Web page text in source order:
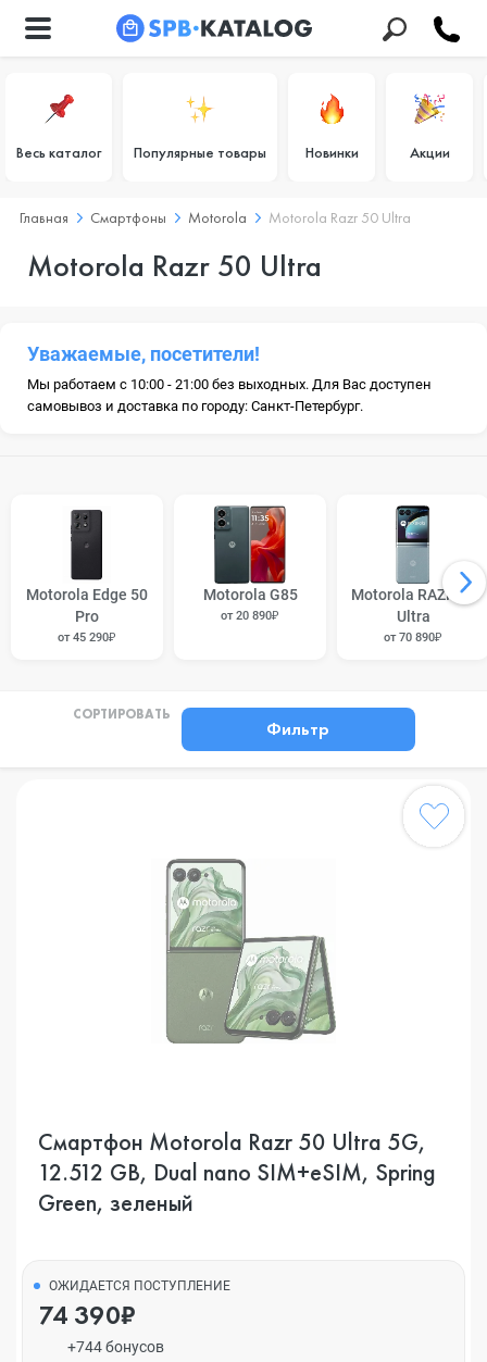
Весь каталог Популярные товары Новинки Акции
Главная Смартфоны Motorola Motorola Razr 50 Ultra
Motorola Razr 50 Ultra
Уважаемые, посетители!
Мы работаем с 10:00 - 21:00 без выходных. Для Вас доступен
самовывоз и доставка по городу: Санкт-Петербург.
Motorola Edge 50
Pro
от 45 290₽
Motorola G85
от 20 890₽
Motorola RAZR 40
Ultra
от 70 890₽
СОРТИРОВАТЬ
Фильтр
Смартфон Motorola Razr 50 Ultra 5G,
12.512 GB, Dual nano SIM+eSIM, Spring
Green, зеленый
ОЖИДАЕТСЯ ПОСТУПЛЕНИЕ
74 390₽
+744 бонусов